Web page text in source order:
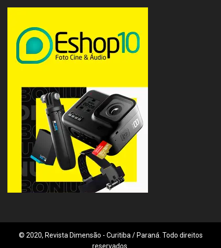
© 2020, Revista Dimensão - Curitiba / Paraná. Todo direitos
reservados.